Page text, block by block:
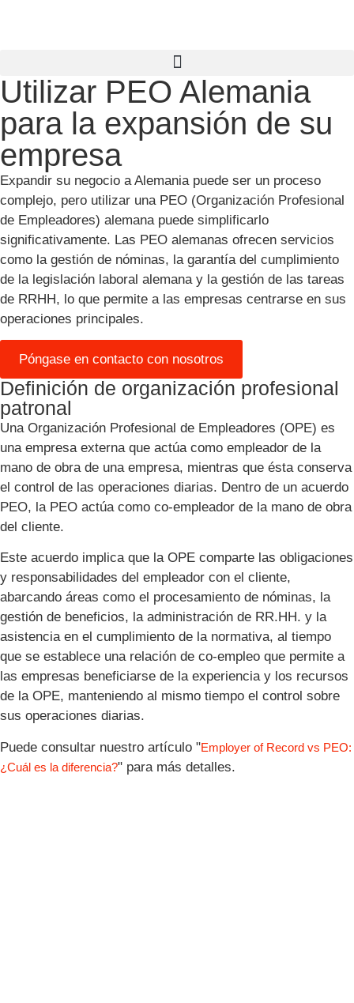
Utilizar PEO Alemania
para la expansión de su
empresa
Expandir su negocio a Alemania puede ser un proceso
complejo, pero utilizar una PEO (Organización Profesional
de Empleadores) alemana puede simplificarlo
significativamente. Las PEO alemanas ofrecen servicios
como la gestión de nóminas, la garantía del cumplimiento
de la legislación laboral alemana y la gestión de las tareas
de RRHH, lo que permite a las empresas centrarse en sus
operaciones principales.
Póngase en contacto con nosotros
Definición de organización profesional
patronal
Una Organización Profesional de Empleadores (OPE) es
una empresa externa que actúa como empleador de la
mano de obra de una empresa, mientras que ésta conserva
el control de las operaciones diarias. Dentro de un acuerdo
PEO, la PEO actúa como co-empleador de la mano de obra
del cliente.
Este acuerdo implica que la OPE comparte las obligaciones
y responsabilidades del empleador con el cliente,
abarcando áreas como el procesamiento de nóminas, la
gestión de beneficios, la administración de RR.HH. y la
asistencia en el cumplimiento de la normativa, al tiempo
que se establece una relación de co-empleo que permite a
las empresas beneficiarse de la experiencia y los recursos
de la OPE, manteniendo al mismo tiempo el control sobre
sus operaciones diarias.
Puede consultar nuestro artículo "Employer of Record vs PEO:
¿Cuál es la diferencia?" para más detalles.